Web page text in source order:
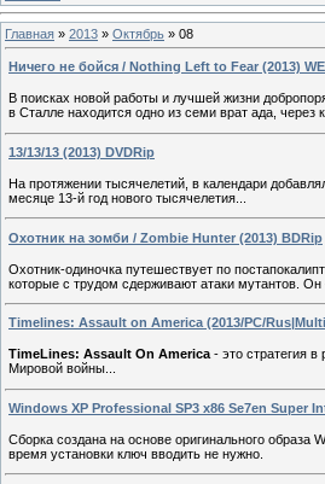
Главная » 2013 » Октябрь » 08
Ничего не бойся / Nothing Left to Fear (2013)
В поисках новой работы и лучшей жизни
в Сталле находится одно из семи врат ада,
13/13/13 (2013) DVDRip
На протяжении тысячелетий, в календари
месяце 13-й год нового тысячелетия...
Охотник на зомби / Zombie Hunter (2013) BDRip
Охотник-одиночка путешествует по
которые с трудом сдерживают атаки мутантов.
Timelines: Assault on America (2013/PC/
TimeLines: Assault On America - это стратегия
Мировой войны...
Windows XP Professional SP3 x86 Se7en Super
Сборка создана на основе оригинального образа
время установки ключ вводить не нужно.